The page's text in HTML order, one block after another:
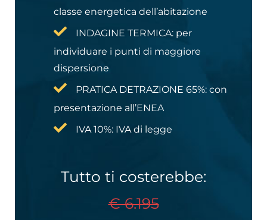
classe energetica dell’abitazione
INDAGINE TERMICA: per
individuare i punti di maggiore
dispersione
PRATICA DETRAZIONE 65%:​ con
presentazione all’ENEA
IVA 10%: IVA di legge
Tutto ti costerebbe:
€ 6.195